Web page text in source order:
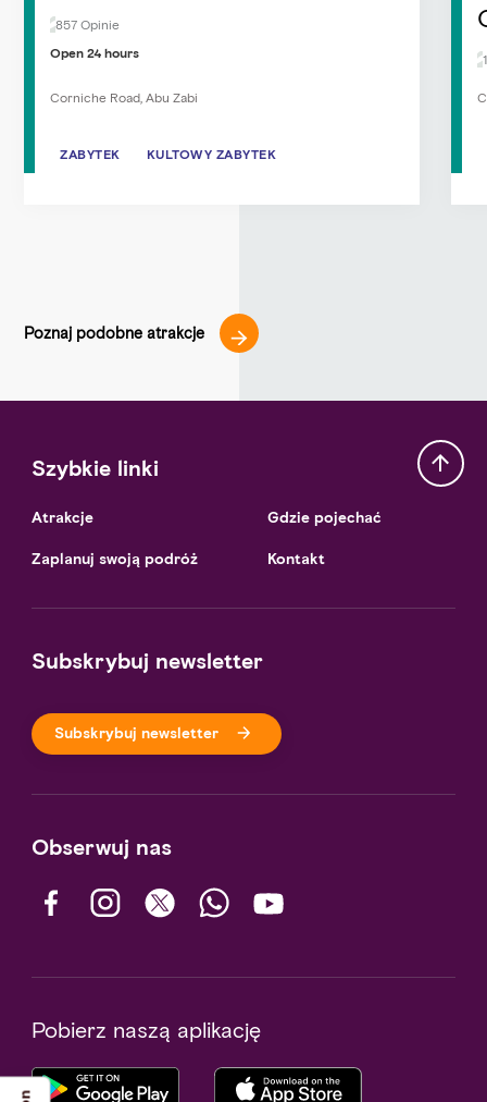
857 Opinie
Open 24 hours
Corniche Road, Abu Zabi
ZABYTEK KULTOWY ZABYTEK
ZABYTEK KULTOWY ZABYTEK
Poznaj podobne atrakcje
Szybkie linki
Atrakcje
Zaplanuj swoją podróż
Gdzie pojechać
Kontakt
Subskrybuj newsletter
Subskrybuj newsletter
Obserwuj nas
Pobierz naszą aplikację